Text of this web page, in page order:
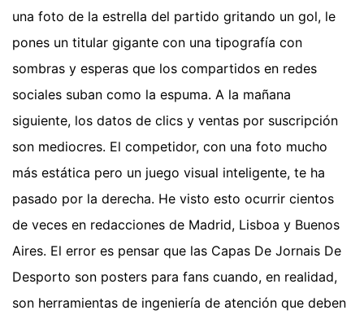
una foto de la estrella del partido gritando un gol, le
pones un titular gigante con una tipografía con
sombras y esperas que los compartidos en redes
sociales suban como la espuma. A la mañana
siguiente, los datos de clics y ventas por suscripción
son mediocres. El competidor, con una foto mucho
más estática pero un juego visual inteligente, te ha
pasado por la derecha. He visto esto ocurrir cientos
de veces en redacciones de Madrid, Lisboa y Buenos
Aires. El error es pensar que las Capas De Jornais De
Desporto son posters para fans cuando, en realidad,
son herramientas de ingeniería de atención que deben